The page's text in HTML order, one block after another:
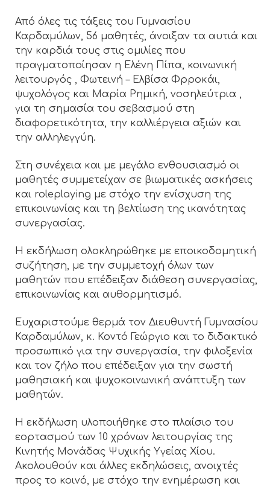
Από όλες τις τάξεις του Γυμνασίου
Καρδαμύλων, 56 μαθητές, άνοιξαν τα αυτιά και
την καρδιά τους στις ομιλίες που
πραγματοποίησαν η Ελένη Πίπα, κοινωνική
λειτουργός , Φωτεινή – Ελβίσα Φρροκάι,
ψυχολόγος και Μαρία Ρημική, νοσηλεύτρια ,
για τη σημασία του σεβασμού στη
διαφορετικότητα, την καλλιέργεια αξιών και
την αλληλεγγύη.
Στη συνέχεια και με μεγάλο ενθουσιασμό οι
μαθητές συμμετείχαν σε βιωματικές ασκήσεις
και roleplaying με στόχο την ενίσχυση της
επικοινωνίας και τη βελτίωση της ικανότητας
συνεργασίας.
Η εκδήλωση ολοκληρώθηκε με εποικοδομητική
συζήτηση, με την συμμετοχή όλων των
μαθητών που επέδειξαν διάθεση συνεργασίας,
επικοινωνίας και αυθορμητισμό.
Ευχαριστούμε θερμά τον Διευθυντή Γυμνασίου
Καρδαμύλων, κ. Κοντό Γεώργιο και το διδακτικό
προσωπικό για την συνεργασία, την φιλοξενία
και τον ζήλο που επέδειξαν για την σωστή
μαθησιακή και ψυχοκοινωνική ανάπτυξη των
μαθητών.
Η εκδήλωση υλοποιήθηκε στο πλαίσιο του
εορτασμού των 10 χρόνων λειτουργίας της
Κινητής Μονάδας Ψυχικής Υγείας Χίου.
Ακολουθούν και άλλες εκδηλώσεις, ανοιχτές
προς το κοινό, με στόχο την ενημέρωση και